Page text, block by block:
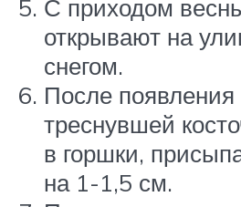
С приходом
открывают на
снегом.
После появления
треснувшей
в горшки,
на 1-1,5 см.